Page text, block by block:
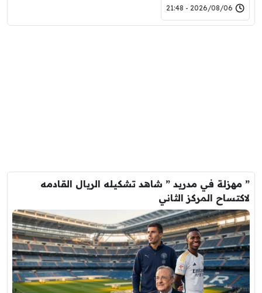
2026/08/06 - 21:48
” مهزلة في مدريد ” شاهد تشكيله الريال القادمه
لاكتساح المركز الثاني